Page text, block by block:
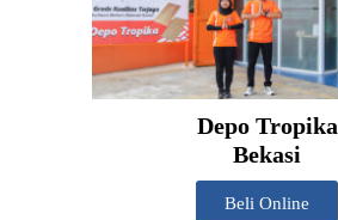
Depo Tropika
Bekasi
Beli Online